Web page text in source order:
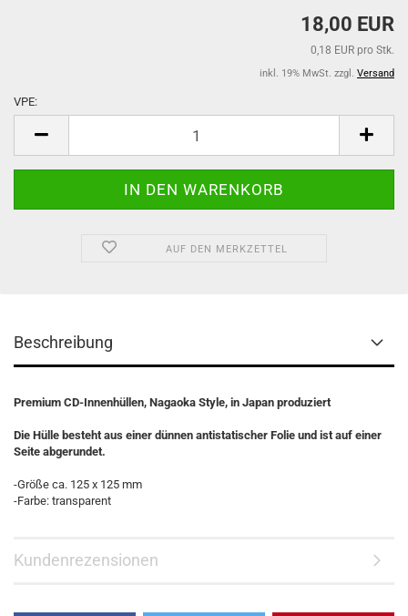
18,00 EUR
0,18 EUR pro Stk.
inkl. 19% MwSt. zzgl. Versand
VPE:
AUF DEN MERKZETTEL
Beschreibung
Premium CD-Innenhüllen, Nagaoka Style, in Japan produziert
Die Hülle besteht aus einer dünnen antistatischer Folie und ist auf einer
Seite abgerundet.
-Größe ca. 125 x 125 mm
-Farbe: transparent
Kundenrezensionen